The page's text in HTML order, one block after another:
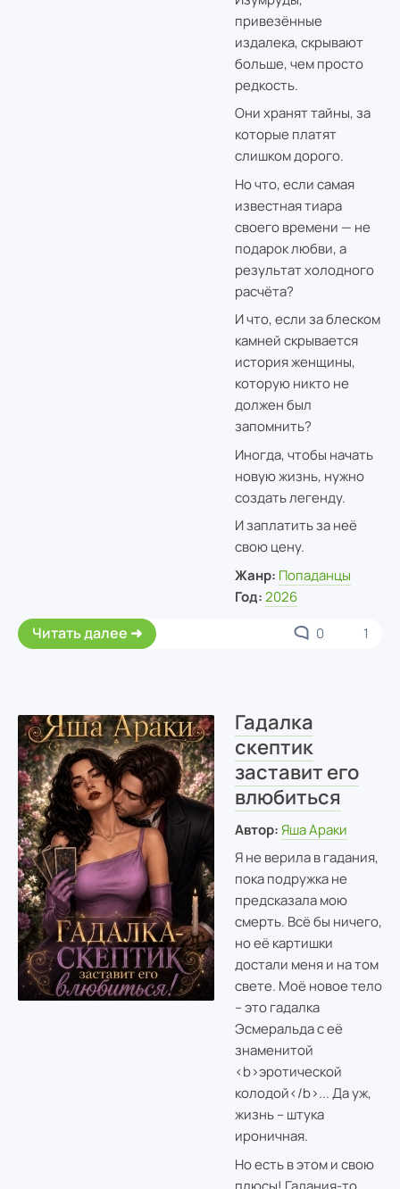
привезённые
издалека, скрывают
больше, чем просто
редкость.
Они хранят тайны, за
которые платят
слишком дорого.
Но что, если самая
известная тиара
своего времени — не
подарок любви, а
результат холодного
расчёта?
И что, если за блеском
камней скрывается
история женщины,
которую никто не
должен был
запомнить?
Иногда, чтобы начать
новую жизнь, нужно
создать легенду.
И заплатить за неё
свою цену.
Жанр: Попаданцы
Год: 2026
Читать далее 0 1
Гадалка
скептик
заставит его
влюбиться
Автор: Яша Араки
Я не верила в гадания,
пока подружка не
предсказала мою
смерть. Всё бы ничего,
но её картишки
достали меня и на том
свете. Моё новое тело
– это гадалка
Эсмеральда с её
знаменитой
<b>эротической
колодой</b>... Да уж,
жизнь – штука
ироничная.
Но есть в этом и свою